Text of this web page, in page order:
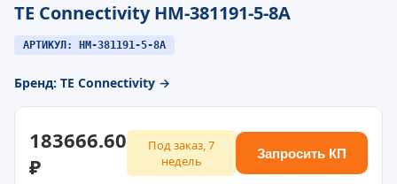
TE Connectivity HM-381191-5-8A
АРТИКУЛ: HM-381191-5-8A
Бренд: TE Connectivity →
183666.60
₽
Под заказ, 7
недель
Запросить КП